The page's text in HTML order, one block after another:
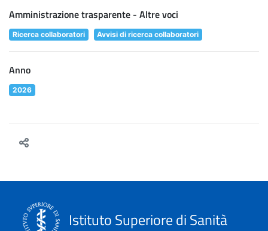
Amministrazione trasparente - Altre voci
Ricerca collaboratori Avvisi di ricerca collaboratori
Anno
2026
Istituto Superiore di Sanità